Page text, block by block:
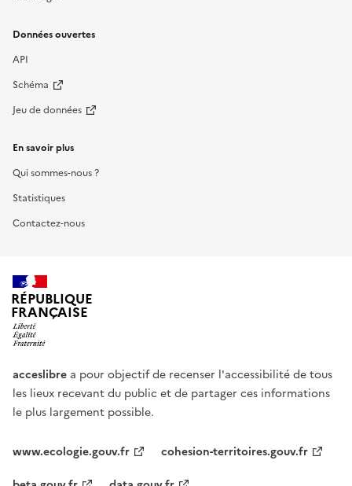
Données ouvertes
API
Schéma
Jeu de données
En savoir plus
Qui sommes-nous ?
Statistiques
Contactez-nous
RÉPUBLIQUE
FRANÇAISE
acceslibre a pour objectif de recenser l'accessibilité de tous
les lieux recevant du public et de partager ces informations
le plus largement possible.
www.ecologie.gouv.fr
cohesion-territoires.gouv.fr